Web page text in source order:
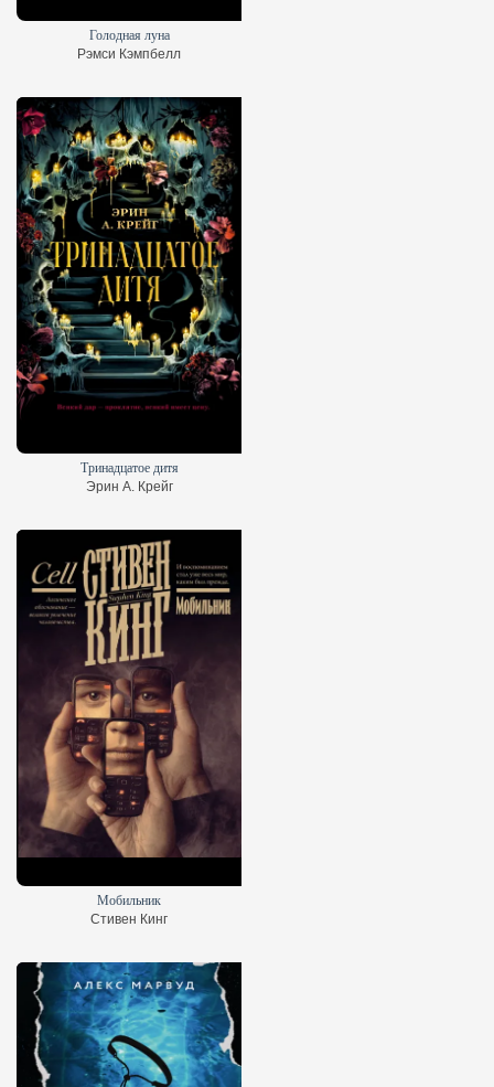
Голодная луна
Рэмси Кэмпбелл
Тринадцатое дитя
Эрин А. Крейг
Мобильник
Стивен Кинг